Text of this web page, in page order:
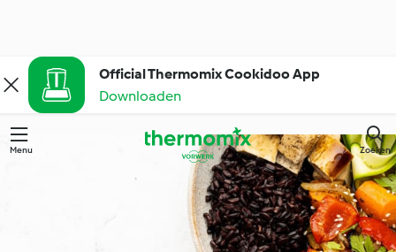
Official Thermomix Cookidoo App
Downloaden
Menu Zoeken